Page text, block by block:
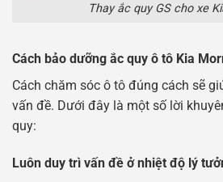
Thay ắc quy GS cho xe
Cách bảo dưỡng ắc quy ô tô Kia
Cách chăm sóc ô tô đúng cách sẽ
vấn đề. Dưới đây là một số lời
quy:
Luôn duy trì vấn đề ở nhiệt độ lý